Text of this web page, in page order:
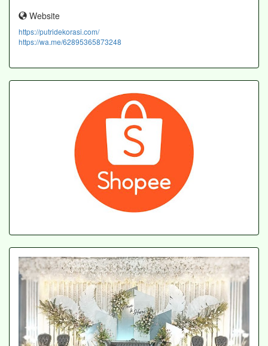
Website
https://putridekorasi.com/
https://wa.me/62895365873248